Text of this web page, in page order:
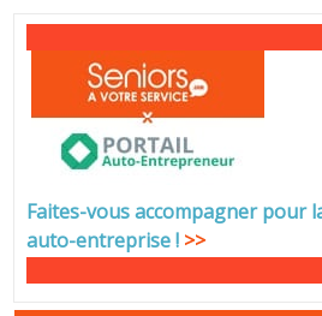
Faites-vous accompagner pour
auto-entreprise! >>